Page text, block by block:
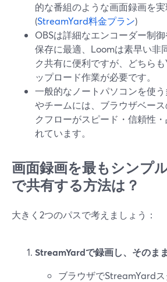
的な番組のような画面録画を実
(StreamYard料金プラン)
OBSは詳細なエンコーダー制
保存に最適、Loomは素早い非
ク共有に便利ですが、どちら
ップロード作業が必要です。
一般的なノートパソコンを使
やチームには、ブラウザベー
クフローがスピード・信頼性
れています。
画面録画を最もシンプ
で共有する方法は？
大きく2つのパスで考えましょう：
StreamYardで録画し、そのま
ブラウザでStreamYard